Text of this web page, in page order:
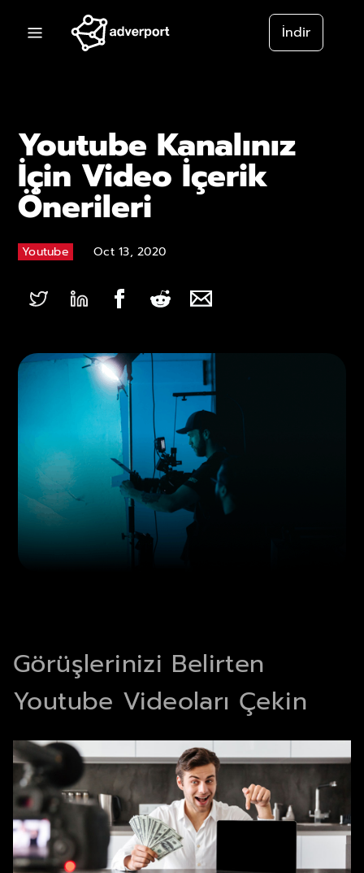
İndir
Youtube Kanalınız
İçin Video İçerik
Önerileri
Youtube Oct 13, 2020
Görüşlerinizi Belirten
Youtube Videoları Çekin